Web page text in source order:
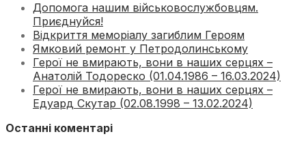
Допомога нашим військовослужбовцям.
Приєднуйся!
Відкриття меморіалу загиблим Героям
Ямковий ремонт у Петродолинському
Герої не вмирають, вони в наших серцях –
Анатолій Тодореско (01.04.1986 – 16.03.2024)
Герої не вмирають, вони в наших серцях –
Едуард Скутар (02.08.1998 – 13.02.2024)
Останні коментарі